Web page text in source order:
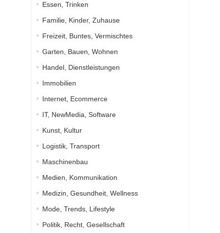
Essen, Trinken
Familie, Kinder, Zuhause
Freizeit, Buntes, Vermischtes
Garten, Bauen, Wohnen
Handel, Dienstleistungen
Immobilien
Internet, Ecommerce
IT, NewMedia, Software
Kunst, Kultur
Logistik, Transport
Maschinenbau
Medien, Kommunikation
Medizin, Gesundheit, Wellness
Mode, Trends, Lifestyle
Politik, Recht, Gesellschaft